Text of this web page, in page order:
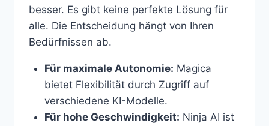
besser. Es gibt keine perfekte Lösung für
alle. Die Entscheidung hängt von Ihren
Bedürfnissen ab.
Für maximale Autonomie: Magica
bietet Flexibilität durch Zugriff auf
verschiedene KI-Modelle.
Für hohe Geschwindigkeit: Ninja AI ist